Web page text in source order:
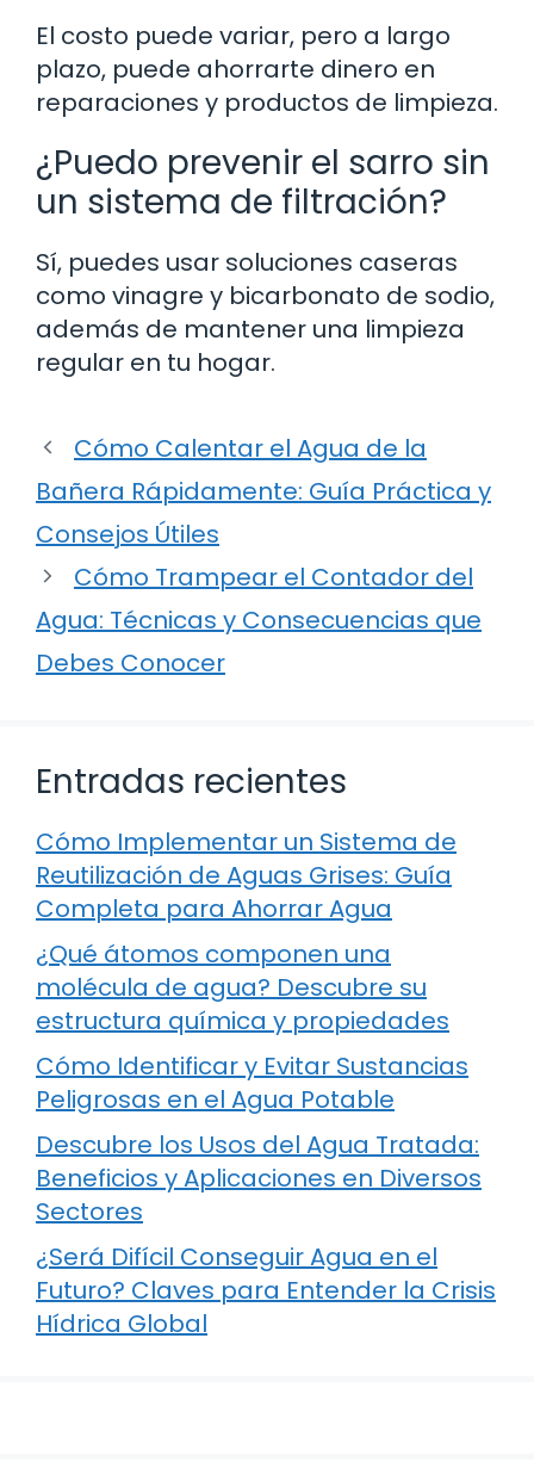
El costo puede variar, pero a largo
plazo, puede ahorrarte dinero en
reparaciones y productos de limpieza.
¿Puedo prevenir el sarro sin
un sistema de filtración?
Sí, puedes usar soluciones caseras
como vinagre y bicarbonato de sodio,
además de mantener una limpieza
regular en tu hogar.
Cómo Calentar el Agua de la
Bañera Rápidamente: Guía Práctica y
Consejos Útiles
Cómo Trampear el Contador del
Agua: Técnicas y Consecuencias que
Debes Conocer
Entradas recientes
Cómo Implementar un Sistema de
Reutilización de Aguas Grises: Guía
Completa para Ahorrar Agua
¿Qué átomos componen una
molécula de agua? Descubre su
estructura química y propiedades
Cómo Identificar y Evitar Sustancias
Peligrosas en el Agua Potable
Descubre los Usos del Agua Tratada:
Beneficios y Aplicaciones en Diversos
Sectores
¿Será Difícil Conseguir Agua en el
Futuro? Claves para Entender la Crisis
Hídrica Global